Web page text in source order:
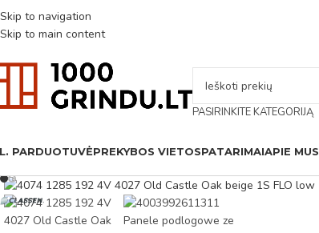
Skip to navigation
Skip to main content
PASIRINKITE KATEGORIJĄ
PARDUOTUVĖPREKYBOS VIETOSPATARIMAIAPIE MUS